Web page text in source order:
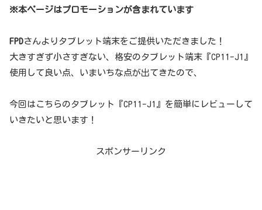
※本ページはプロモーションが含まれています
FPDさんよりタブレット端末をご提供いただきました！
大きすぎず小さすぎない、格安のタブレット端末『CP11-J1』
使用して良い点、いまいちな点が出てきたので、
今回はこちらのタブレット『CP11-J1』を簡単にレビューして
いきたいと思います！
スポンサーリンク